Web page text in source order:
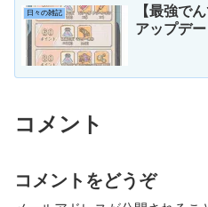
日々の雑記
【最強で
アップデ
コメント
コメントをどうぞ